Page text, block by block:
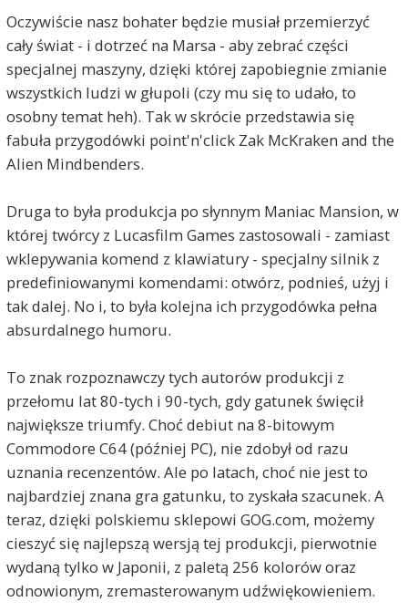
Oczywiście nasz bohater będzie musiał przemierzyć
cały świat - i dotrzeć na Marsa - aby zebrać części
specjalnej maszyny, dzięki której zapobiegnie zmianie
wszystkich ludzi w głupoli (czy mu się to udało, to
osobny temat heh). Tak w skrócie przedstawia się
fabuła przygodówki point'n'click Zak McKraken and the
Alien Mindbenders.
Druga to była produkcja po słynnym Maniac Mansion, w
której twórcy z Lucasfilm Games zastosowali - zamiast
wklepywania komend z klawiatury - specjalny silnik z
predefiniowanymi komendami: otwórz, podnieś, użyj i
tak dalej. No i, to była kolejna ich przygodówka pełna
absurdalnego humoru.
To znak rozpoznawczy tych autorów produkcji z
przełomu lat 80-tych i 90-tych, gdy gatunek święcił
największe triumfy. Choć debiut na 8-bitowym
Commodore C64 (później PC), nie zdobył od razu
uznania recenzentów. Ale po latach, choć nie jest to
najbardziej znana gra gatunku, to zyskała szacunek. A
teraz, dzięki polskiemu sklepowi GOG.com, możemy
cieszyć się najlepszą wersją tej produkcji, pierwotnie
wydaną tylko w Japonii, z paletą 256 kolorów oraz
odnowionym, zremasterowanym udźwiękowieniem.